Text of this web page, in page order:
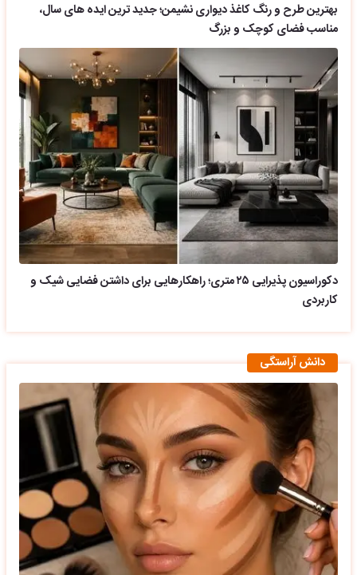
بهترین طرح و رنگ کاغذ دیواری نشیمن؛ جدید ترین ایده های سال،
مناسب فضای کوچک و بزرگ
دکوراسیون پذیرایی ۲۵ متری؛ راهکارهایی برای داشتن فضایی شیک و
کاربردی
دانش آراستگی